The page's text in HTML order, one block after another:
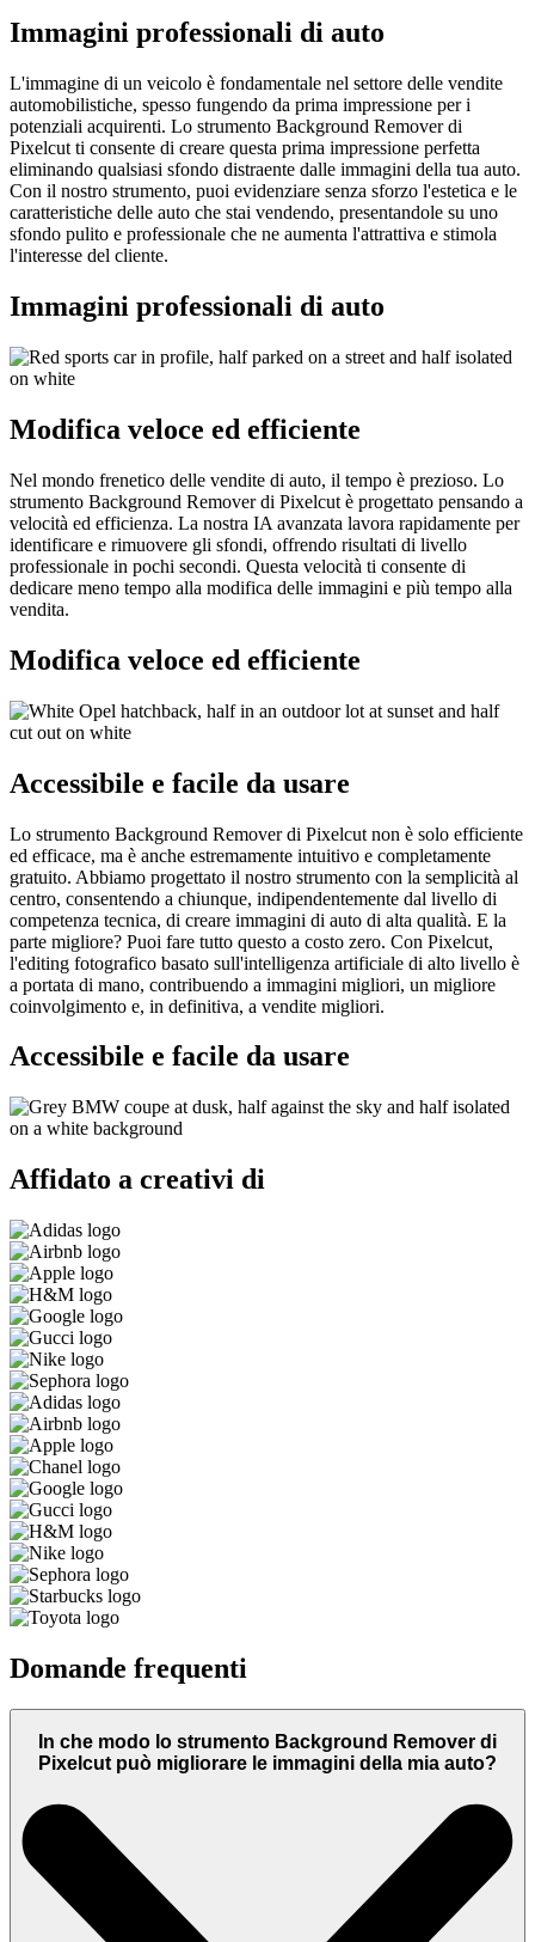
Immagini professionali di auto
L'immagine di un veicolo è fondamentale nel settore delle vendite
automobilistiche, spesso fungendo da prima impressione per i
potenziali acquirenti. Lo strumento Background Remover di
Pixelcut ti consente di creare questa prima impressione perfetta
eliminando qualsiasi sfondo distraente dalle immagini della tua auto.
Con il nostro strumento, puoi evidenziare senza sforzo l'estetica e le
caratteristiche delle auto che stai vendendo, presentandole su uno
sfondo pulito e professionale che ne aumenta l'attrattiva e stimola
l'interesse del cliente.
Immagini professionali di auto
Modifica veloce ed efficiente
Nel mondo frenetico delle vendite di auto, il tempo è prezioso. Lo
strumento Background Remover di Pixelcut è progettato pensando a
velocità ed efficienza. La nostra IA avanzata lavora rapidamente per
identificare e rimuovere gli sfondi, offrendo risultati di livello
professionale in pochi secondi. Questa velocità ti consente di
dedicare meno tempo alla modifica delle immagini e più tempo alla
vendita.
Modifica veloce ed efficiente
Accessibile e facile da usare
Lo strumento Background Remover di Pixelcut non è solo efficiente
ed efficace, ma è anche estremamente intuitivo e completamente
gratuito. Abbiamo progettato il nostro strumento con la semplicità al
centro, consentendo a chiunque, indipendentemente dal livello di
competenza tecnica, di creare immagini di auto di alta qualità. E la
parte migliore? Puoi fare tutto questo a costo zero. Con Pixelcut,
l'editing fotografico basato sull'intelligenza artificiale di alto livello è
a portata di mano, contribuendo a immagini migliori, un migliore
coinvolgimento e, in definitiva, a vendite migliori.
Accessibile e facile da usare
Affidato a creativi di
Domande frequenti
In che modo lo strumento Background Remover di
Pixelcut può migliorare le immagini della mia auto?